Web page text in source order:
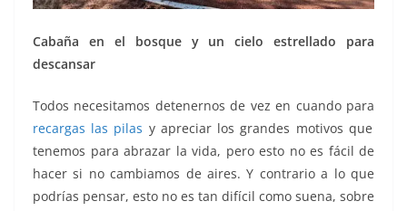
Cabaña en el bosque y un cielo estrellado para
descansar
Todos necesitamos detenernos de vez en cuando para
recargas las pilas y apreciar los grandes motivos que
tenemos para abrazar la vida, pero esto no es fácil de
hacer si no cambiamos de aires. Y contrario a lo que
podrías pensar, esto no es tan difícil como suena, sobre